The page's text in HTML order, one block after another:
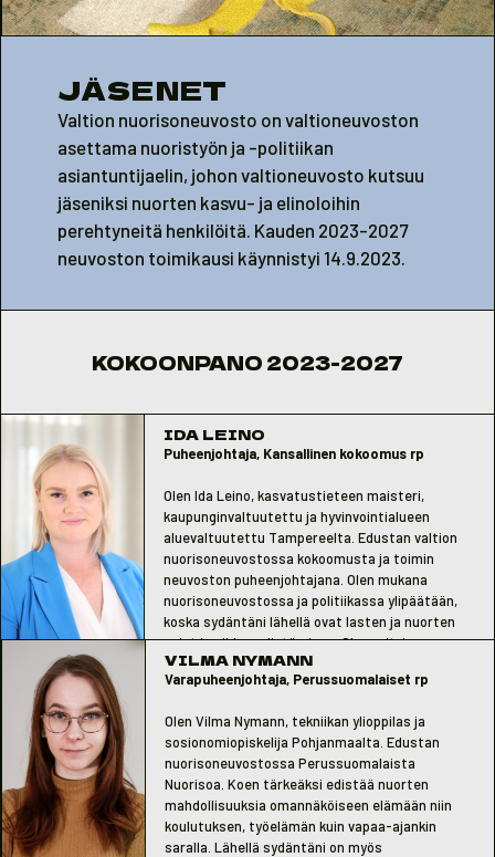
JÄSENET
Valtion nuorisoneuvosto on valtioneuvoston
asettama nuoristyön ja -politiikan
asiantuntijaelin, johon valtioneuvosto kutsuu
jäseniksi nuorten kasvu- ja elinoloihin
perehtyneitä henkilöitä. Kauden 2023-2027
neuvoston toimikausi käynnistyi 14.9.2023.
KOKOONPANO 2023-2027
IDA LEINO
Puheenjohtaja, Kansallinen kokoomus rp
Olen Ida Leino, kasvatustieteen maisteri,
kaupunginvaltuutettu ja hyvinvointialueen
aluevaltuutettu Tampereelta. Edustan valtion
nuorisoneuvostossa kokoomusta ja toimin
neuvoston puheenjohtajana. Olen mukana
nuorisoneuvostossa ja politiikassa ylipäätään,
koska sydäntäni lähellä ovat lasten ja nuorten
asiat ja niiden edistäminen. Olen erityisen
kiinnostunut vaikuttamaan koulumaailmaan ja
moniammatilliseen yhteistyöhön, jota tehdään
VILMA NYMANN
Varapuheenjohtaja, Perussuomalaiset rp
Olen Vilma Nymann, tekniikan ylioppilas ja
sosionomiopiskelija Pohjanmaalta. Edustan
nuorisoneuvostossa Perussuomalaista
Nuorisoa. Koen tärkeäksi edistää nuorten
mahdollisuuksia omannäköiseen elämään niin
koulutuksen, työelämän kuin vapaa-ajankin
saralla. Lähellä sydäntäni on myös